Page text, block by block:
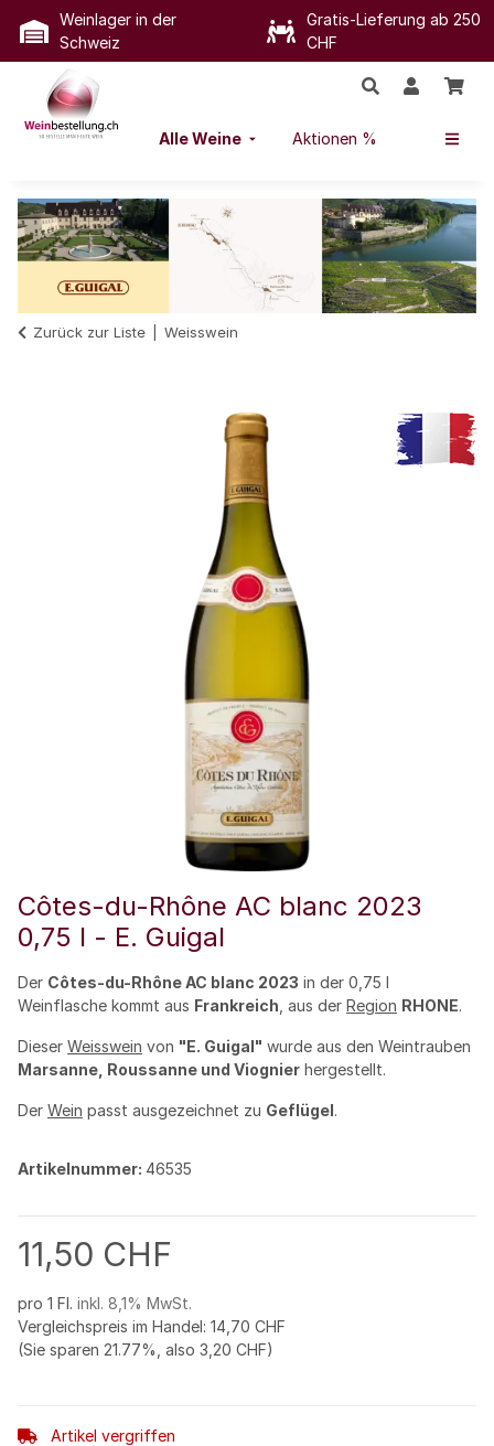
Weinlager in der
Schweiz
Gratis-Lieferung ab 250
CHF
Alle Weine Aktionen %
Zurück zur Liste Weisswein
Côtes-du-Rhône AC blanc 2023
0,75 l - E. Guigal
Der Côtes-du-Rhône AC blanc 2023 in der 0,75 l
Weinflasche kommt aus Frankreich , aus der Region RHONE.
Dieser Weisswein von "E. Guigal" wurde aus den Weintrauben
Marsanne, Roussanne und Viognier hergestellt.
Der Wein passt ausgezeichnet zu Geflügel.
Artikelnummer: 46535
11,50 CHF
pro 1 Fl. inkl. 8,1% MwSt.
Vergleichspreis im Handel: 14,70 CHF
(Sie sparen 21.77% , also 3,20 CHF)
Artikel vergriffen